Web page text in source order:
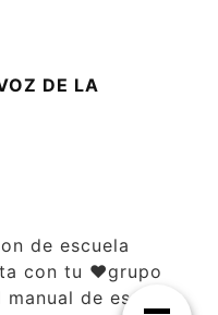
DE LA
de escuela
con tu ❤️grupo
de escuela